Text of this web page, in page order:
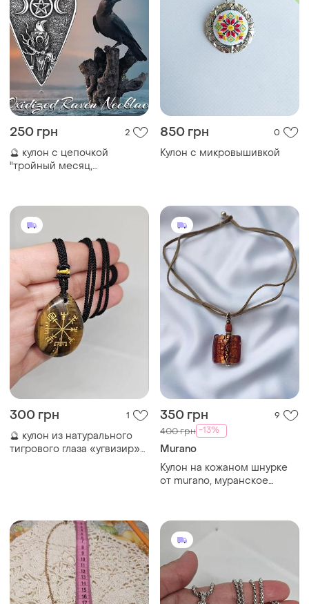
250 грн 2
🔮 кулон с цепочкой
"тройный месяц,
талисман | амулет
850 грн 0
Кулон с микровышивкой
300 грн 1
🔮 кулон из натурального
тигрового глаза «угвизир»
350 грн 9
400 грн -13%
Murano
Кулон на кожаном шнурке
от murano, муранское